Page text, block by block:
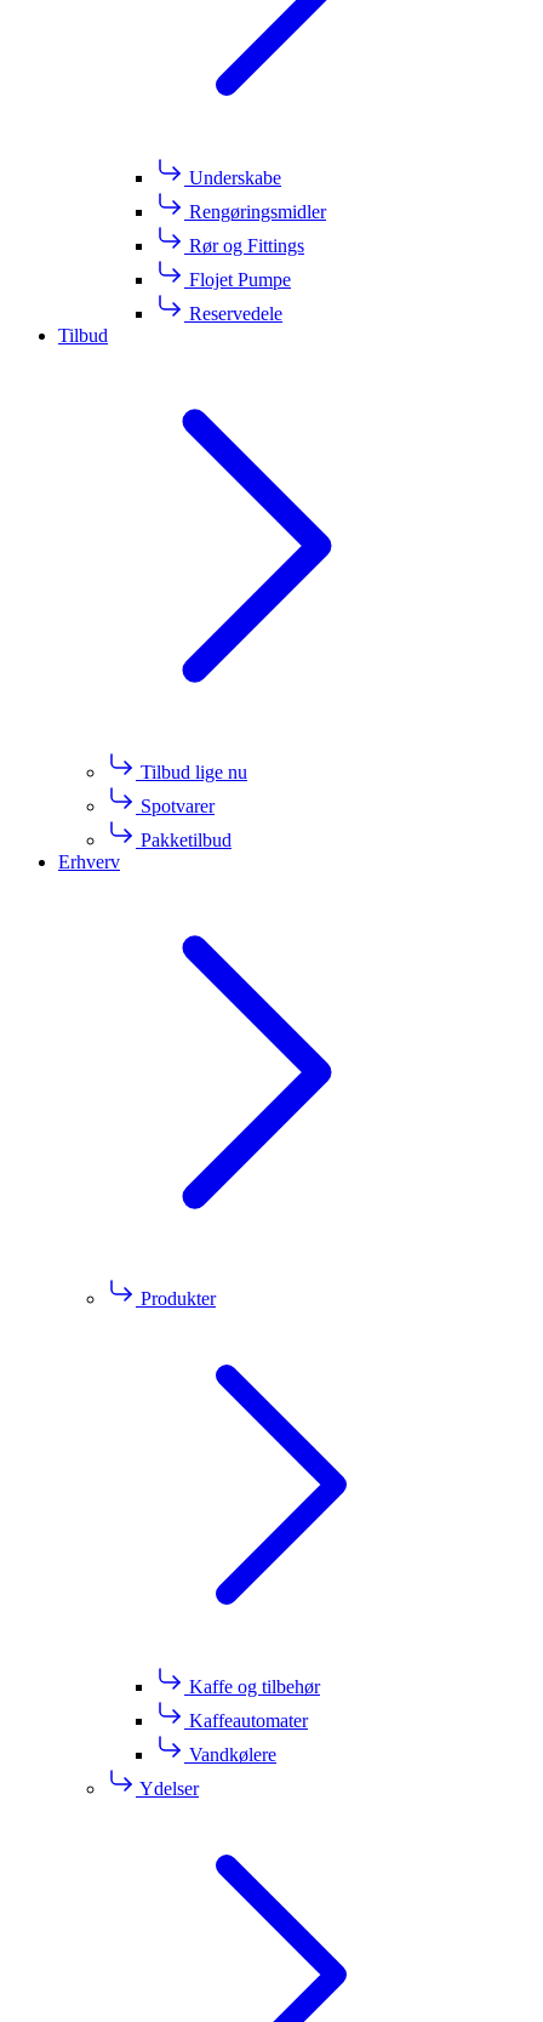
Underskabe
Rengøringsmidler
Rør og Fittings
Flojet Pumpe
Reservedele
Tilbud
Tilbud lige nu
Spotvarer
Pakketilbud
Erhverv
Produkter
Kaffe og tilbehør
Kaffeautomater
Vandkølere
Ydelser